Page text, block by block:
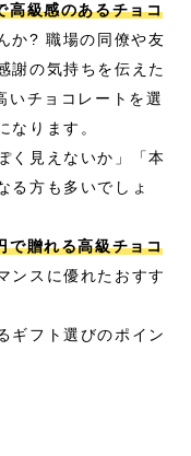
高級感のあるチョコ
か? 職場の同僚や友
謝の気持ちを伝えた
いチョコレートを選
なります。
く見えないか」「本
る方も多いでしょ
で贈れる高級チョコ
ンスに優れたおすす
ギフト選びのポイン